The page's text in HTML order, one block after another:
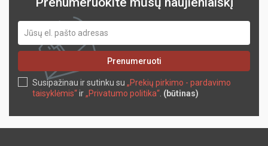
Prenumeruoti
Susipažinau ir sutinku su „Prekių pirkimo - pardavimo
taisyklėmis“ir„Privatumo politika“. (būtinas)